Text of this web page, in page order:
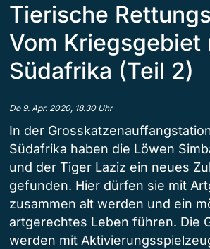
Tierische
Vom Kriegsgebiet
Südafrika (Teil 2)
Do 9. Apr. 2020, 18.30 Uhr
In der
Südafrika haben die Löwen
und der Tiger Laziz ein neues
gefunden. Hier dürfen sie mit
zusammen alt werden und ein
artgerechtes Leben führen. Die
werden mit